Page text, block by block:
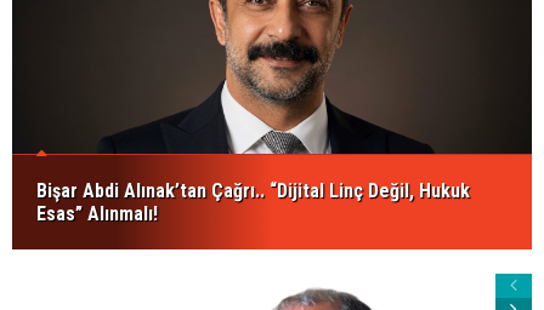
Bişar Abdi Alınak’tan Çağrı.. “Dijital Linç Değil, Hukuk
Esas” Alınmalı!